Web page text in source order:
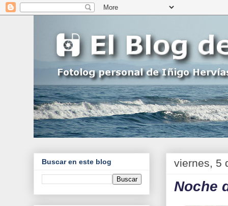
viernes, 5
Noche
Buscar en este blog